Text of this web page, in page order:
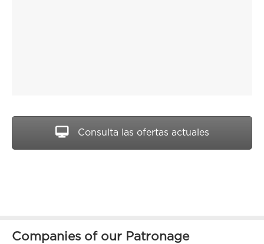
Consulta las ofertas actuales
Companies of our Patronage